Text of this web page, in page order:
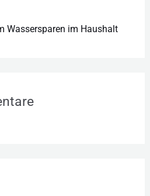
Wassersparen im Haushalt